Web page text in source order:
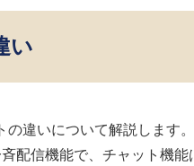
い
違いについて解説します。
配信機能で、チャット機能